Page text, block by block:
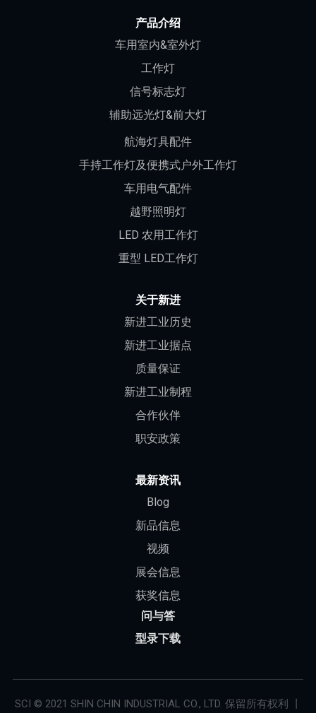
产品介绍
车用室内&室外灯
工作灯
信号标志灯
辅助远光灯&前大灯
航海灯具配件
手持工作灯及便携式户外工作灯
车用电气配件
越野照明灯
LED 农用工作灯
重型 LED工作灯
关于新进
新进工业历史
新进工业据点
质量保证
新进工业制程
合作伙伴
职安政策
最新资讯
Blog
新品信息
视频
展会信息
获奖信息
问与答
型录下载
SCI © 2021 SHIN CHIN INDUSTRIAL CO., LTD. 保留所有权利 丨